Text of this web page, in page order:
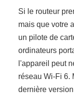
Si le routeur
mais que votre
un pilote de
ordinateurs
l'appareil peut
réseau Wi-Fi 6.
dernière